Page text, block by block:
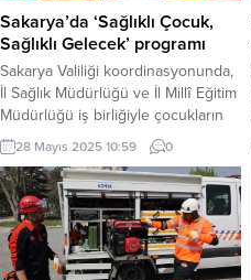
yeniden keşfetme imkânı buldu.
Fatih Belediyesi’nin kültür-sanat
alanında düzenlediği düzenli
etkinliklerden Divan Sohbetleri,
Medrese...
Sakarya’da ‘Sağlıklı Çocuk,
Sağlıklı Gelecek’ programı
Sakarya Valiliği koordinasyonunda,
İl Sağlık Müdürlüğü ve İl Millî Eğitim
Müdürlüğü iş birliğiyle çocukların
sağlıklı yaşam alışkanlıkları
kazanmasını amaçlayan “Sağlıklı
Çocuk, Sağlıklı Gelecek” programı,
İl Millî Eğitim Müdürü Coşkun
Bakırtaş ve İl Sağlık Müdürü Doç.
Dr. Kayhan Özdemir’in katılımıyla
Adapazarı Osmanbey İlkokulu’nda
28 Mayıs 2025 10:59 0